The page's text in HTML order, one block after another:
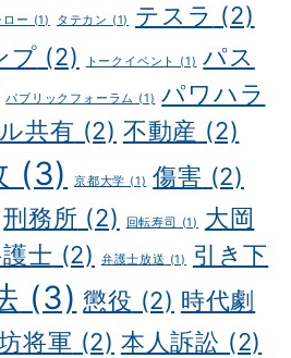
ロー (1) タテカン (1) テスラ (2)
プ (2) トークイベント (1) パス
パブリックフォーラム (1) パワハラ
共有 (2) 不動産 (2)
(3) 京都大学 (1) 傷害 (2)
刑務所 (2) 回転寿司 (1)
大岡
士 (2) 弁護士放送 (1)
引き下
(3) 懲役 (2) 時代劇
将軍 (2) 本人訴訟 (2)